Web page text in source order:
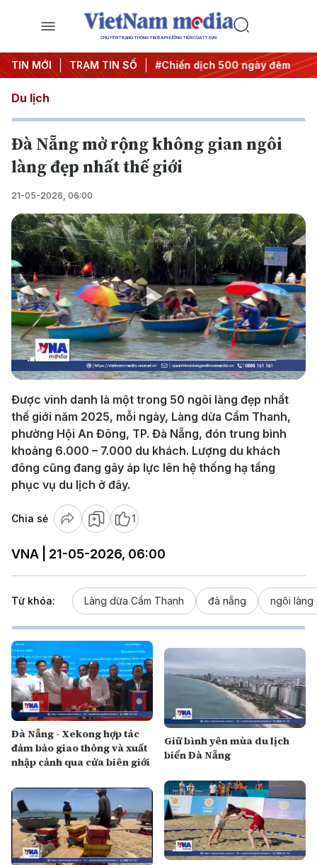
CHUYÊN TRANG THÔNG TIN ĐA PHƯƠNG TIỆN CỦA TTXVN
TIN MỚI TRẠM TIN SỐ
quyết thành hành động #Chiến dịch 500 ngày đêm
Du lịch
Đà Nẵng mở rộng không gian ngôi
làng đẹp nhất thế giới
21-05-2026, 06:00
Play
Video
Được vinh danh là một trong 50 ngôi làng đẹp nhất
thế giới năm 2025, mỗi ngày, Làng dừa Cẩm Thanh,
phường Hội An Đông, TP. Đà Nẵng, đón trung bình
khoảng 6.000 – 7.000 du khách. Lượng du khách
đông cũng đang gây áp lực lên hệ thống hạ tầng
phục vụ du lịch ở đây.
Chia sẻ 1
VNA | 21-05-2026, 06:00
Từ khóa: Làng dừa Cẩm Thanh đà nẵng ngôi làng
Đà Nẵng - Xekong hợp tác
đảm bảo giao thông và xuất
nhập cảnh qua cửa biên giới
Giữ bình yên mùa du lịch
biển Đà Nẵng